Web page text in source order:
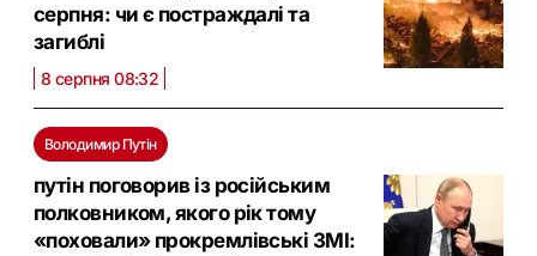
серпня: чи є постраждалі та
загиблі
8 серпня 08:32
Володимир Путін
путін поговорив із російським
полковником, якого рік тому
«поховали» прокремлівські ЗМІ: